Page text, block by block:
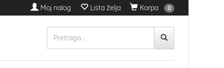
Moj nalog Lista želja Korpa 0